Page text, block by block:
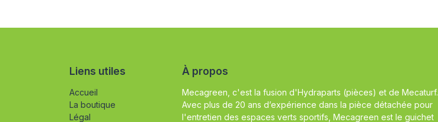
Liens utiles
Accueil
La boutique
Légal
À propos
Mecagreen, c'est la fusion d'Hydraparts (pièces) et de Mecaturf.
Avec plus de 20 ans d’expérience dans la pièce détachée pour
l'entretien des espaces verts sportifs, Mecagreen est le guichet